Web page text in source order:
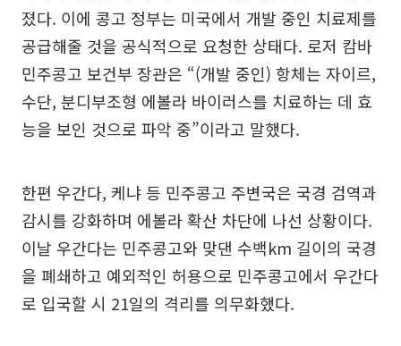
졌다. 이에 콩고 정부는 미국에서 개발 중인 치료제를
공급해줄 것을 공식적으로 요청한 상태다. 로저 캄바
민주콩고 보건부 장관은 “(개발 중인) 항체는 자이르,
수단, 분디부조형 에볼라 바이러스를 치료하는 데 효
능을 보인 것으로 파악 중”이라고 말했다.
한편 우간다, 케냐 등 민주콩고 주변국은 국경 검역과
감시를 강화하며 에볼라 확산 차단에 나선 상황이다.
이날 우간다는 민주콩고와 맞댄 수백km 길이의 국경
을 폐쇄하고 예외적인 허용으로 민주콩고에서 우간다
로 입국할 시 21일의 격리를 의무화했다.